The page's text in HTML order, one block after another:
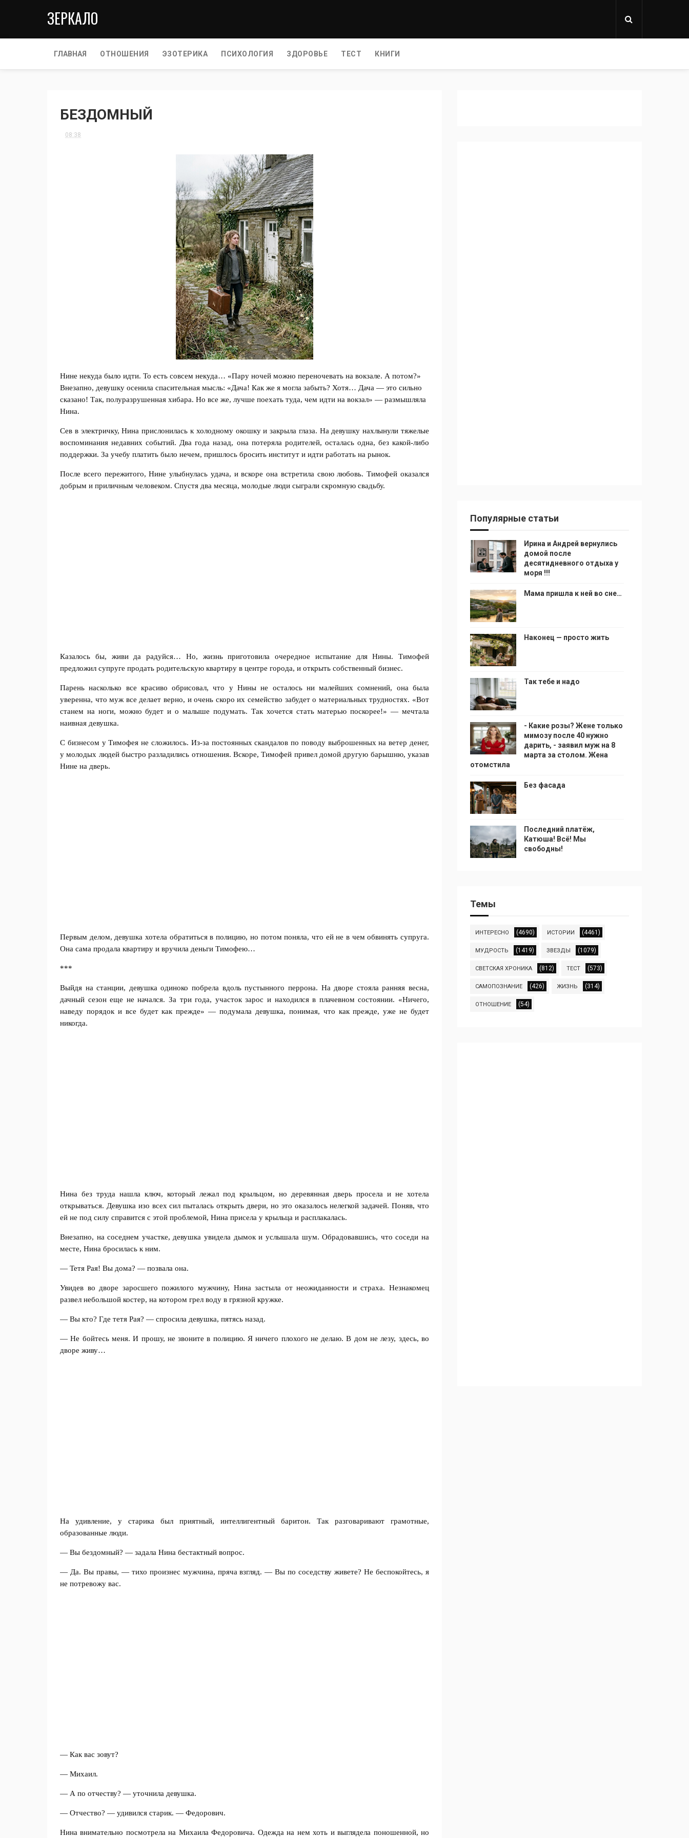
ЗЕРКАЛО
ГЛАВНАЯ ОТНОШЕНИЯ ЭЗОТЕРИКА ПСИХОЛОГИЯ ЗДОРОВЬЕ ТЕСТ КНИГИ
БЕЗДОМНЫЙ
08:38
Нине некуда было идти. То есть совсем некуда… «Пару ночей можно переночевать на вокзале. А потом?»
Внезапно, девушку осенила спасительная мысль: «Дача! Как же я могла забыть? Хотя… Дача — это сильно
сказано! Так, полуразрушенная хибара. Но все же, лучше поехать туда, чем идти на вокзал» — размышляла
Нина.
Сев в электричку, Нина прислонилась к холодному окошку и закрыла глаза. На девушку нахлынули тяжелые
воспоминания недавних событий. Два года назад, она потеряла родителей, осталась одна, без какой-либо
поддержки. За учебу платить было нечем, пришлось бросить институт и идти работать на рынок.
После всего пережитого, Нине улыбнулась удача, и вскоре она встретила свою любовь. Тимофей оказался
добрым и приличным человеком. Спустя два месяца, молодые люди сыграли скромную свадьбу.
Казалось бы, живи да радуйся… Но, жизнь приготовила очередное испытание для Нины. Тимофей
предложил супруге продать родительскую квартиру в центре города, и открыть собственный бизнес.
Парень насколько все красиво обрисовал, что у Нины не осталось ни малейших сомнений, она была
уверенна, что муж все делает верно, и очень скоро их семейство забудет о материальных трудностях. «Вот
станем на ноги, можно будет и о малыше подумать. Так хочется стать матерью поскорее!» — мечтала
наивная девушка.
С бизнесом у Тимофея не сложилось. Из-за постоянных скандалов по поводу выброшенных на ветер денег,
у молодых людей быстро разладились отношения. Вскоре, Тимофей привел домой другую барышню, указав
Нине на дверь.
Первым делом, девушка хотела обратиться в полицию, но потом поняла, что ей не в чем обвинять супруга.
Она сама продала квартиру и вручила деньги Тимофею…
***
Выйдя на станции, девушка одиноко побрела вдоль пустынного перрона. На дворе стояла ранняя весна,
дачный сезон еще не начался. За три года, участок зарос и находился в плачевном состоянии. «Ничего,
наведу порядок и все будет как прежде» — подумала девушка, понимая, что как прежде, уже не будет
никогда.
Нина без труда нашла ключ, который лежал под крыльцом, но деревянная дверь просела и не хотела
открываться. Девушка изо всех сил пыталась открыть двери, но это оказалось нелегкой задачей. Поняв, что
ей не под силу справится с этой проблемой, Нина присела у крыльца и расплакалась.
Внезапно, на соседнем участке, девушка увидела дымок и услышала шум. Обрадовавшись, что соседи на
месте, Нина бросилась к ним.
— Тетя Рая! Вы дома? — позвала она.
Увидев во дворе заросшего пожилого мужчину, Нина застыла от неожиданности и страха. Незнакомец
развел небольшой костер, на котором грел воду в грязной кружке.
— Вы кто? Где тетя Рая? — спросила девушка, пятясь назад.
— Не бойтесь меня. И прошу, не звоните в полицию. Я ничего плохого не делаю. В дом не лезу, здесь, во
дворе живу…
На удивление, у старика был приятный, интеллигентный баритон. Так разговаривают грамотные,
образованные люди.
— Вы бездомный? — задала Нина бестактный вопрос.
— Да. Вы правы, — тихо произнес мужчина, пряча взгляд. — Вы по соседству живете? Не беспокойтесь, я
не потревожу вас.
— Как вас зовут?
— Михаил.
— А по отчеству? — уточнила девушка.
— Отчество? — удивился старик. — Федорович.
Нина внимательно посмотрела на Михаила Федоровича. Одежда на нем хоть и выглядела поношенной, но
Популярные статьи
Ирина и Андрей вернулись
домой после
десятидневного отдыха у
моря !!!
Мама пришла к ней во сне…
Наконец — просто жить
Так тебе и надо
- Какие розы? Жене только
мимозу после 40 нужно
дарить, - заявил муж на 8
марта за столом. Жена
отомстила
Без фасада
Последний платёж,
Катюша! Всё! Мы
свободны!
Темы
ИНТЕРЕСНО (4690) ИСТОРИИ (4461)
МУДРОСТЬ (1419) ЗВЕЗДЫ (1079)
СВЕТСКАЯ ХРОНИКА (812) ТЕСТ (573)
САМОПОЗНАНИЕ (426) ЖИЗНЬ (314)
ОТНОШЕНИЕ (54)